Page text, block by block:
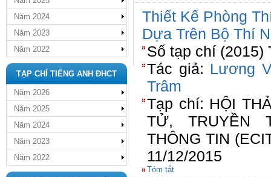
Năm 2024
Năm 2023
Năm 2022
TẠP CHÍ TIẾNG ANH ĐHCT
Năm 2026
Năm 2025
Năm 2024
Năm 2023
Năm 2022
Thiết Kế Phòng
Dựa Trên Bộ Thí
Số tạp chí (2015)
Tác giả: Lương
Trâm
Tạp chí: HỘI
TỬ, TRUYỀN
THÔNG TIN
11/12/2015
Tóm tắt